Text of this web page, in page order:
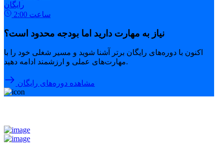
رایگان
2:00 ساعت
نیاز به مهارت دارید اما بودجه محدود است؟
اکنون با دوره‌های رایگان برتر آشنا شوید و مسیر شغلی خود را با
مهارت‌های عملی و ارزشمند ادامه دهید.
مشاهده دوره‌های رایگان